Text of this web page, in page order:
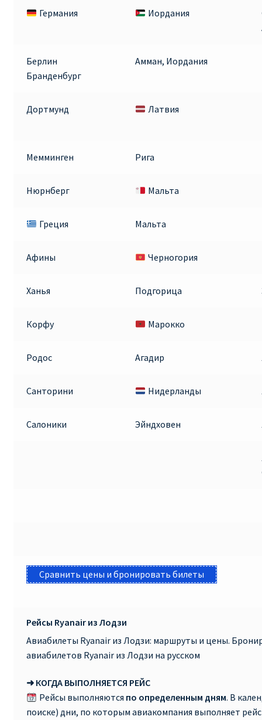
Германия Иордания
Берлин
Бранденбург
Амман, Иордания
Дортмунд Латвия
Мемминген Рига
Нюрнберг Мальта
Греция Мальта
Афины Черногория
Ханья Подгорица
Корфу Марокко
Родос Агадир
Санторини Нидерланды
Салоники Эйндховен
Сравнить цены и бронировать билеты
Рейсы Ryanair из Лодзи
Авиабилеты Ryanair из Лодзи: маршруты и цены.
авиабилетов Ryanair из Лодзи на русском
➜ КОГДА ВЫПОЛНЯЕТСЯ РЕЙС
Рейсы выполняются по определенным дням. В
поиске) дни, по которым авиакомпания выполняет